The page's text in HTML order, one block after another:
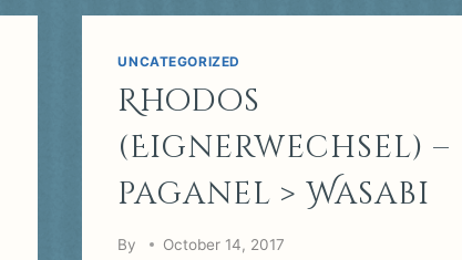
UNCATEGORIZED
Rhodos
(Eignerwechsel) –
paganel > Wasabi
By October 14, 2017